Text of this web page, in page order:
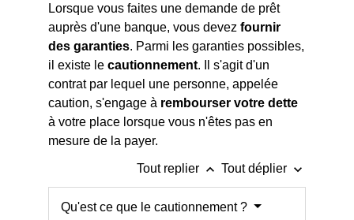
Lorsque vous faites une demande de prêt
auprès d'une banque, vous devezfournir
des garanties. Parmi les garanties possibles,
il existe lecautionnement. Il s'agit d'un
contrat par lequel une personne, appelée
caution, s'engage à rembourser votre dette
à votre place lorsque vous n'êtes pas en
mesure de la payer.
Tout replier keyboard_arrow_up Tout déplier keyboard_arrow_down
Qu'est ce que le cautionnement ?